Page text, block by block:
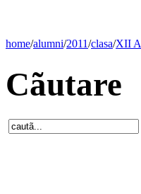
home/alumni/2011/clasa/XII A
Cãutare